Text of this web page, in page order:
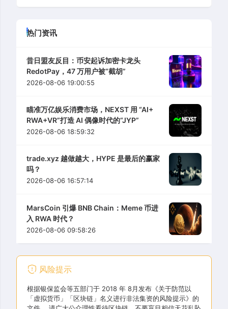
热门资讯
昔日盟友反目：币安起诉加密卡龙头
RedotPay，47 万用户被“截胡”
2026-08-06 19:00:55
瞄准万亿娱乐消费市场，NEXST 用 “AI+
RWA+VR”打造 AI 偶像时代的“JYP”
2026-08-06 18:59:32
trade.xyz 越做越大，HYPE 是最后的赢家
吗？
2026-08-06 16:57:14
MarsCoin 引爆 BNB Chain：Meme 币进
入 RWA 时代？
2026-08-06 09:58:26
风险提示
根据银保监会等五部门于 2018 年 8月发布《关于防范以
「虚拟货币」「区块链」名义进行非法集资的风险提示》的